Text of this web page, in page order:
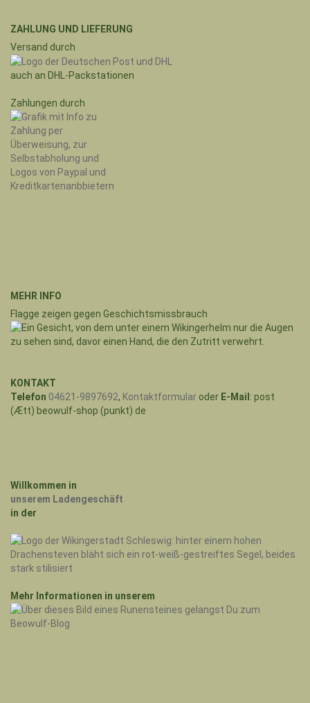
ZAHLUNG UND LIEFERUNG
Versand durch
auch an DHL-Packstationen
Zahlungen durch
MEHR INFO
Flagge zeigen gegen Geschichtsmissbrauch
KONTAKT
Telefon 04621-9897692, Kontaktformular oder E-Mail : post
(Ætt) beowulf-shop (punkt) de
Willkommen in
unserem Ladengeschäft
in der
Mehr Informationen in unserem